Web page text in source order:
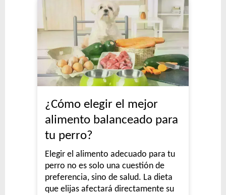
¿Cómo elegir el mejor
alimento balanceado para
tu perro?
Elegir el alimento adecuado para tu
perro no es solo una cuestión de
preferencia, sino de salud. La dieta
que elijas afectará directamente su